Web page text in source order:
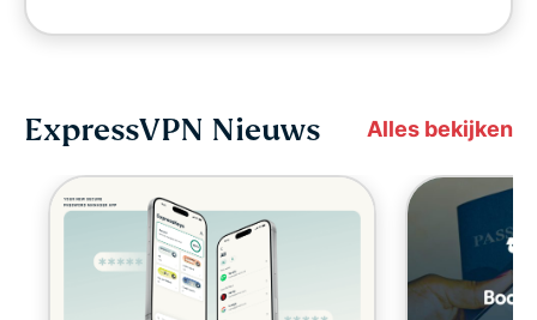
ExpressVPN Nieuws Alles bekijken